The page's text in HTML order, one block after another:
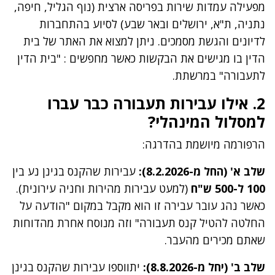
מפעילה עמדות שירות בפריסה ארצית (נוף הגליל, חיפה,
נתניה, ת"א, ירושלים ובאר שבע) לסיוע בהתחברות
לדיונים והגשת מסמכים. ניתן למצוא את האתר של בית
הדין בו מגישים את הבקשות כאשר מחפשים : "בית הדין
לתעבורה" במרשתת.
2. אילו עבירות תעבורה כבר עברו
למסלול המינהלי?
הרפורמה מיושמת בהדרגה:
שלב א' (החל מ-8.2.2026):
עבירות שהקנס בגינן נע בין
100 ל-500 ש"ח
(למעט עבירות מהירות וחניה עירונית).
כאשר נהג עובר עבירה זו הוא מקבל במקום "הודעה על
החלטה להטיל קנס תעבורה" וזה מנוסח אחרת מהדוחות
שאתם מכירים מהעבר.
שלב ב' (יחל מ-8.8.2026):
יתווספו עבירות שהקנס בגינן